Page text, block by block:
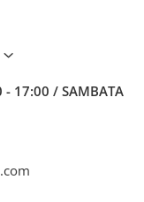
- 17:00 / SAMBATA